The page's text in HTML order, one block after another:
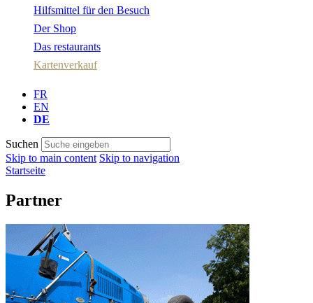
Hilfsmittel für den Besuch
Der Shop
Das restaurants
Kartenverkauf
FR
EN
DE
Suchen
Skip to main content Skip to navigation
Startseite
Partner